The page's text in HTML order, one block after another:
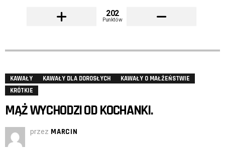
202
Punktów
KAWAŁY KAWAŁY DLA DOROSŁYCH
KAWAŁY O MAŁŻEŃSTWIE
KRÓTKIE
MĄŻ WYCHODZI OD KOCHANKI.
przez MARCIN